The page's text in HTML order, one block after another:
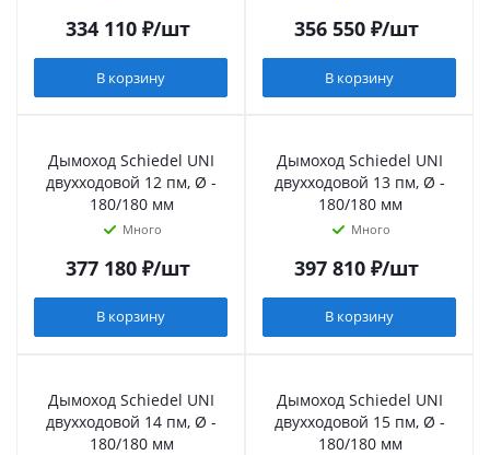
334 110₽/шт
В корзину
356 550₽/шт
В корзину
Дымоход Schiedel UNI
двухходовой 12 пм, Ø -
180/180 мм
Много
377 180₽/шт
В корзину
Дымоход Schiedel UNI
двухходовой 13 пм, Ø -
180/180 мм
Много
397 810₽/шт
В корзину
Дымоход Schiedel UNI
двухходовой 14 пм, Ø -
180/180 мм
Дымоход Schiedel UNI
двухходовой 15 пм, Ø -
180/180 мм